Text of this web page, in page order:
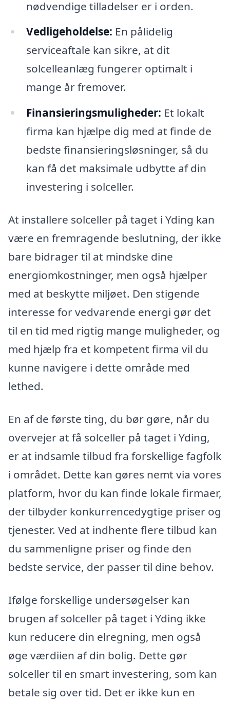
nødvendige tilladelser er i orden.
Vedligeholdelse: En pålidelig
serviceaftale kan sikre, at dit
solcelleanlæg fungerer optimalt i
mange år fremover.
Finansieringsmuligheder: Et lokalt
firma kan hjælpe dig med at finde de
bedste finansieringsløsninger, så du
kan få det maksimale udbytte af din
investering i solceller.
At installere solceller på taget i Yding kan
være en fremragende beslutning, der ikke
bare bidrager til at mindske dine
energiomkostninger, men også hjælper
med at beskytte miljøet. Den stigende
interesse for vedvarende energi gør det
til en tid med rigtig mange muligheder, og
med hjælp fra et kompetent firma vil du
kunne navigere i dette område med
lethed.
En af de første ting, du bør gøre, når du
overvejer at få solceller på taget i Yding,
er at indsamle tilbud fra forskellige fagfolk
i området. Dette kan gøres nemt via vores
platform, hvor du kan finde lokale firmaer,
der tilbyder konkurrencedygtige priser og
tjenester. Ved at indhente flere tilbud kan
du sammenligne priser og finde den
bedste service, der passer til dine behov.
Ifølge forskellige undersøgelser kan
brugen af solceller på taget i Yding ikke
kun reducere din elregning, men også
øge værdiien af din bolig. Dette gør
solceller til en smart investering, som kan
betale sig over tid. Det er ikke kun en